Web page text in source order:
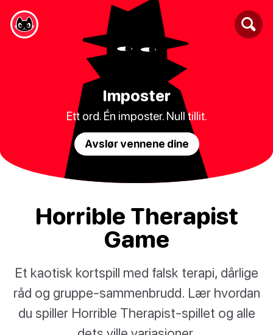
Imposter
Ett ord. Én imposter. Null tillit.
Avslør vennene dine
Horrible Therapist
Game
Et kaotisk kortspill med falsk terapi, dårlige
råd og gruppe-sammenbrudd. Lær hvordan
du spiller Horrible Therapist-spillet og alle